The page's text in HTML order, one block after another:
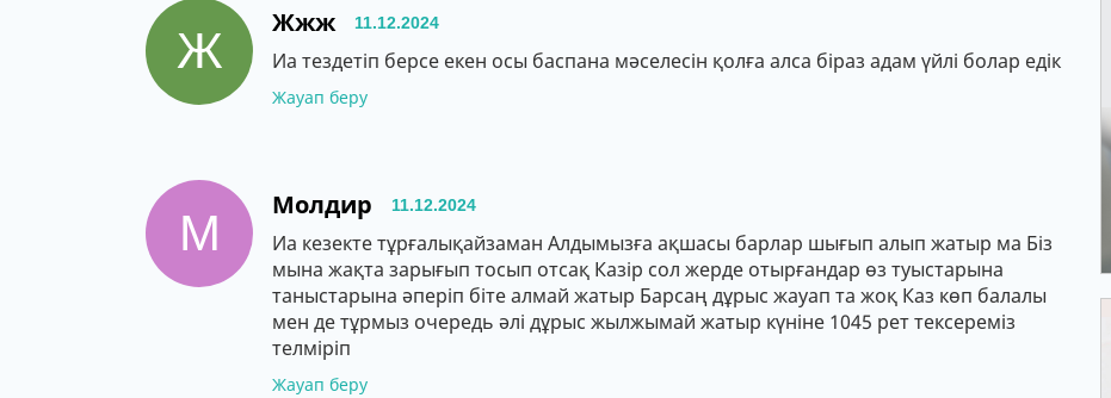
Ж
Жжж 11.12.2024
Иа тездетіп берсе екен осы баспана мәселесін қолға алса біраз адам үйлі болар едік
Жауап беру
М
Молдир 11.12.2024
Иа кезекте тұрғалықайзаман Алдымызға ақшасы барлар шығып алып жатыр ма Біз
мына жақта зарығып тосып отсақ Казір сол жерде отырғандар өз туыстарына
таныстарына әперіп біте алмай жатыр Барсаң дұрыс жауап та жоқ Каз көп балалы
мен де тұрмыз очередь әлі дұрыс жылжымай жатыр күніне 1045 рет тексереміз
телміріп
Жауап беру